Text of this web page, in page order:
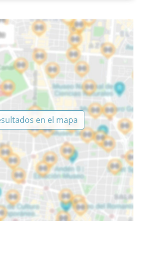
en el mapa